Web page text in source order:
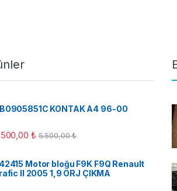
KONTAK A4 96-00
₺ 5.500,00₺
Motor bloğu F9K F9Q Renault
II 2005 1,9 ORJ ÇIKMA